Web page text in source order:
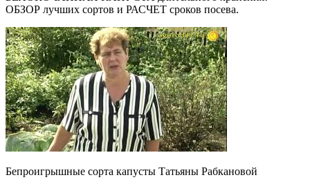
ОБЗОР лучших сортов и РАСЧЕТ сроков посева.
Бепроигрышные сорта капусты Татьяны Рабкановой